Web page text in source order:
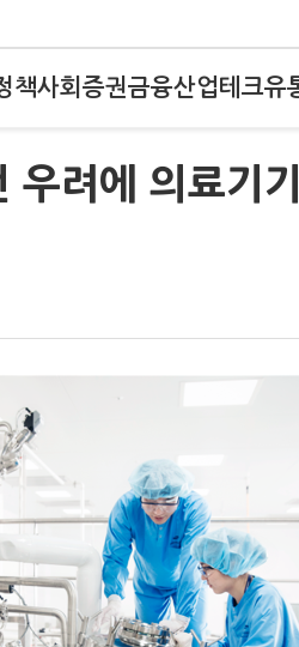
책사회 증권금융산업테크유
우려에 의료기